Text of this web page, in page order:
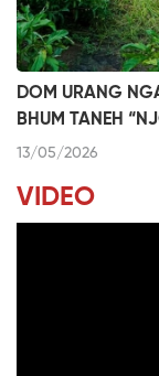
DOM URANG
BHUM TANEH
13/05/2026
VIDEO